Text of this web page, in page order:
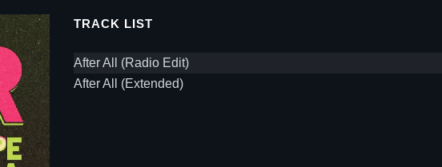
TRACK LIST
After All (Radio Edit)
After All (Extended)